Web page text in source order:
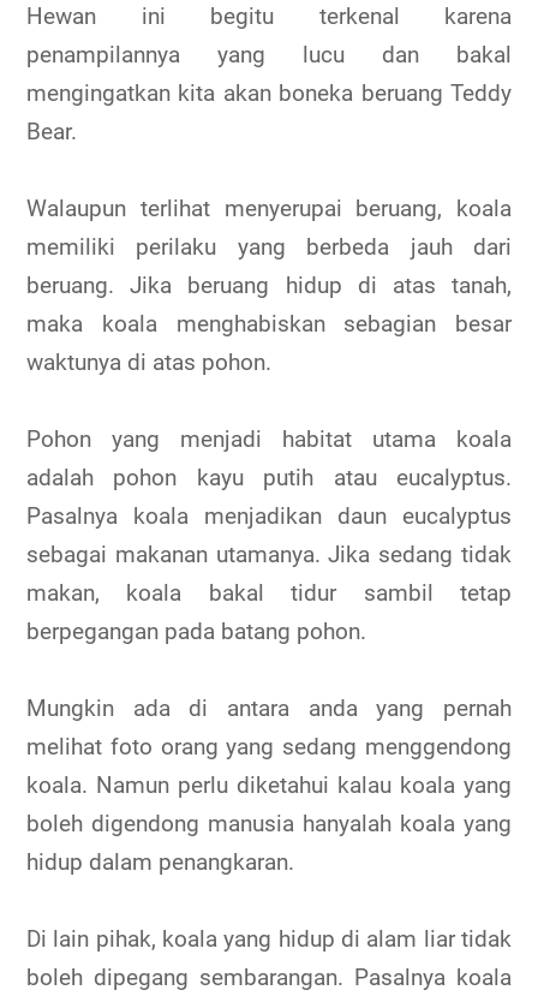
Hewan ini begitu terkenal karena
penampilannya yang lucu dan bakal
mengingatkan kita akan boneka beruang Teddy
Bear.
Walaupun terlihat menyerupai beruang, koala
memiliki perilaku yang berbeda jauh dari
beruang. Jika beruang hidup di atas tanah,
maka koala menghabiskan sebagian besar
waktunya di atas pohon.
Pohon yang menjadi habitat utama koala
adalah pohon kayu putih atau eucalyptus.
Pasalnya koala menjadikan daun eucalyptus
sebagai makanan utamanya. Jika sedang tidak
makan, koala bakal tidur sambil tetap
berpegangan pada batang pohon.
Mungkin ada di antara anda yang pernah
melihat foto orang yang sedang menggendong
koala. Namun perlu diketahui kalau koala yang
boleh digendong manusia hanyalah koala yang
hidup dalam penangkaran.
Di lain pihak, koala yang hidup di alam liar tidak
boleh dipegang sembarangan. Pasalnya koala